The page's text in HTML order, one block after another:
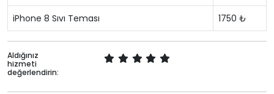
iPhone 8 Sıvı Teması 1750 ₺
Aldığınız
hizmeti
değerlendirin: